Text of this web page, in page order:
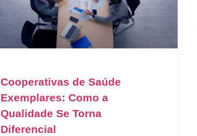
Cooperativas de Saúde
Exemplares: Como a
Qualidade Se Torna
Diferencial